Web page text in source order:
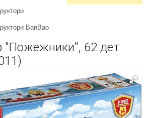
BanBao
"Пожежники", 62 дет